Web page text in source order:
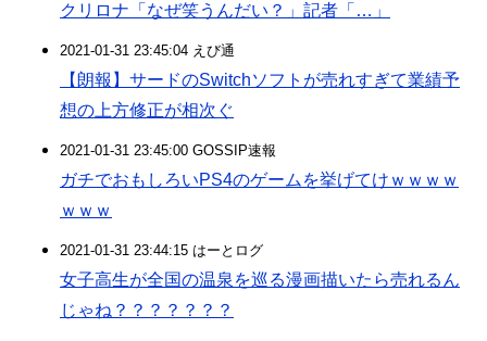
クリロナ「なぜ笑うんだい？」記者「…」
2021-01-31 23:45:04 えび通
【朗報】サードのSwitchソフトが売れすぎて業績予
想の上方修正が相次ぐ
2021-01-31 23:45:00 GOSSIP速報
ガチでおもしろいPS4のゲームを挙げてけｗｗｗｗ
ｗｗｗ
2021-01-31 23:44:15 はーとログ
女子高生が全国の温泉を巡る漫画描いたら売れるん
じゃね？？？？？？？